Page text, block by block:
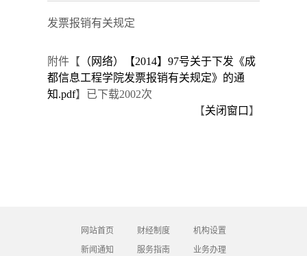
发票报销有关规定
附件【 （网络）【2014】97号关于下发《成
都信息工程学院发票报销有关规定》的通
知.pdf】 已下载2002次
【关闭窗口 】
网站首页 财经制度
机构设置
新闻通知
服务指南 业务办理